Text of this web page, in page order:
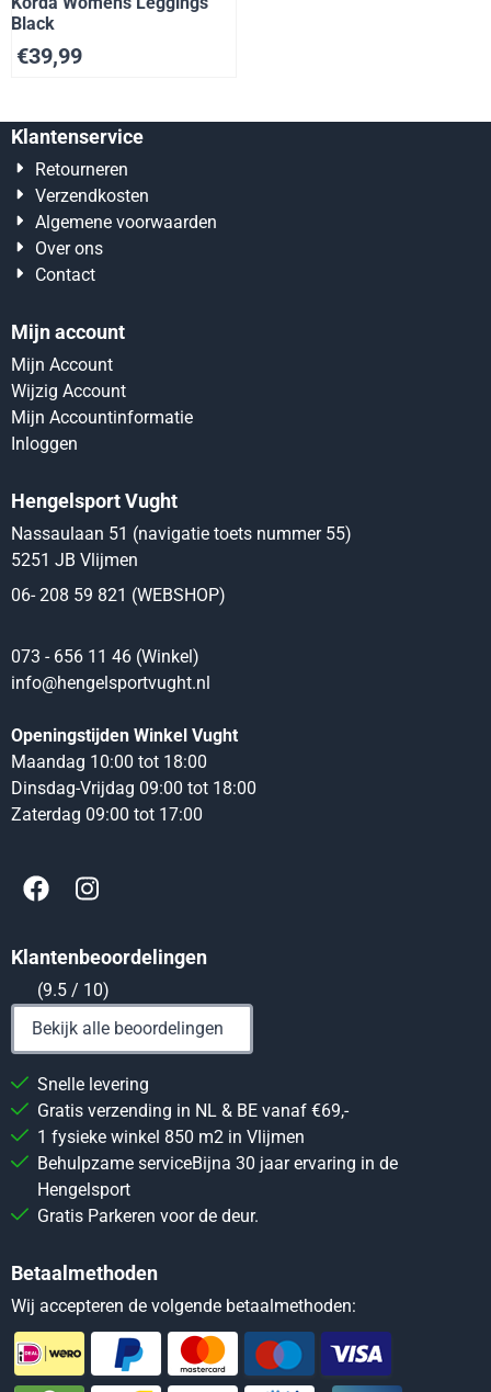
Black
€39,99
Klantenservice
Retourneren
Verzendkosten
Algemene voorwaarden
Over ons
Contact
Mijn account
Mijn Account
Wijzig Account
Mijn Accountinformatie
Inloggen
Hengelsport Vught
Nassaulaan 51 (navigatie toets nummer 55)
5251 JB Vlijmen
06- 208 59 821 (WEBSHOP)
073 - 656 11 46 (Winkel)
info@hengelsportvught.nl
Openingstijden Winkel Vught
Maandag 10:00 tot 18:00
Dinsdag-Vrijdag 09:00 tot 18:00
Zaterdag 09:00 tot 17:00
Klantenbeoordelingen
(9.5 / 10)
Bekijk alle beoordelingen
Snelle levering
Gratis verzending in NL & BE vanaf €69,-
1 fysieke winkel 850 m2 in Vlijmen
Behulpzame serviceBijna 30 jaar ervaring in de
Hengelsport
Gratis Parkeren voor de deur.
Betaalmethoden
Wij accepteren de volgende betaalmethoden: